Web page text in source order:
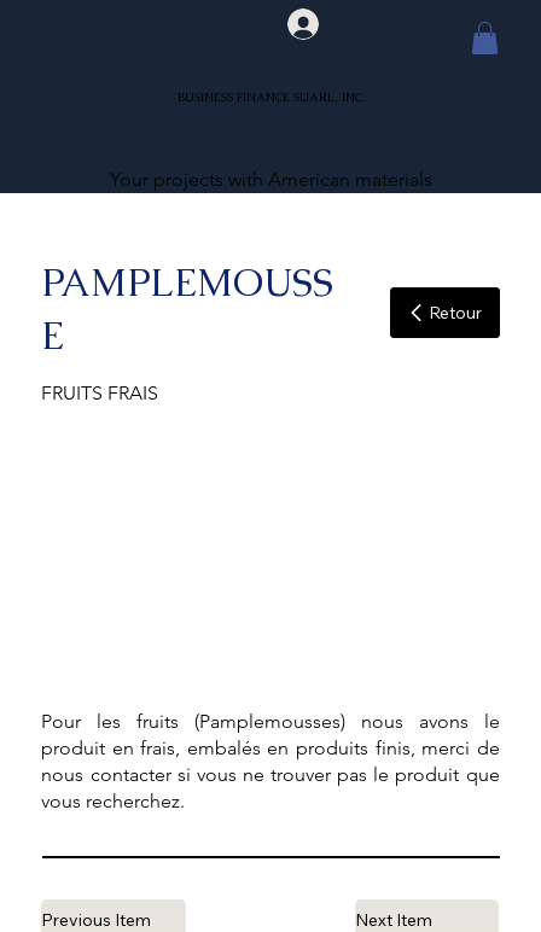
BUSINESS FINANCE SUARL, INC.
Your projects with American materials
PAMPLEMOUSS
E
FRUITS FRAIS
Retour
Pour les fruits (Pamplemousses) nous avons le
produit en frais, embalés en produits finis, merci de
nous contacter si vous ne trouver pas le produit que
vous recherchez.
Previous Item Next Item